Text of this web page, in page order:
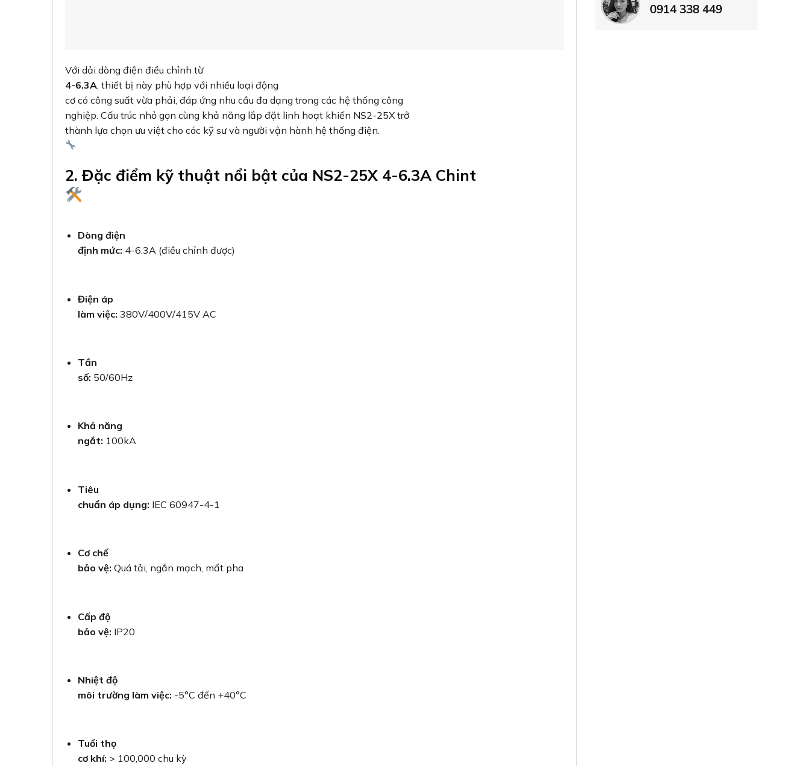
Với dải dòng điện điều chỉnh từ
4-6.3A , thiết bị này phù hợp với nhiều loại động
cơ có công suất vừa phải, đáp ứng nhu cầu đa dạng trong các hệ thống công
nghiệp. Cấu trúc nhỏ gọn cùng khả năng lắp đặt linh hoạt khiến NS2-25X trở
thành lựa chọn ưu việt cho các kỹ sư và người vận hành hệ thống điện.
2. Đặc điểm kỹ thuật nổi bật của NS2-25X 4-6.3A Chint
Dòng điện
định mức: 4-6.3A (điều chỉnh được)
Điện áp
làm việc: 380V/400V/415V AC
Tần
số: 50/60Hz
Khả năng
ngắt: 100kA
Tiêu
chuẩn áp dụng: IEC 60947-4-1
Cơ chế
bảo vệ: Quá tải, ngắn mạch, mất pha
Cấp độ
bảo vệ: IP20
Nhiệt độ
môi trường làm việc: -5°C đến +40°C
Tuổi thọ
cơ khí: > 100,000 chu kỳ
0914 338 449